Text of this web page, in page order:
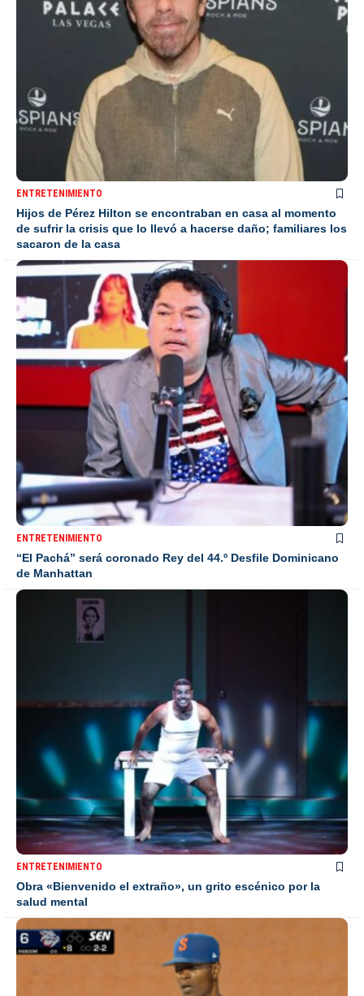
ENTRETENIMIENTO
Hijos de Pérez Hilton se encontraban en casa al momento
de sufrir la crisis que lo llevó a hacerse daño; familiares los
sacaron de la casa
ENTRETENIMIENTO
“El Pachá” será coronado Rey del 44.º Desfile Dominicano
de Manhattan
ENTRETENIMIENTO
Obra «Bienvenido el extraño», un grito escénico por la
salud mental